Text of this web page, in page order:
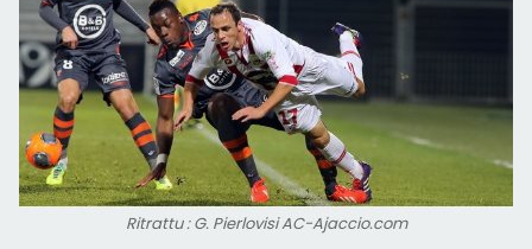
Ritrattu : G. Pierlovisi AC-Ajaccio.com